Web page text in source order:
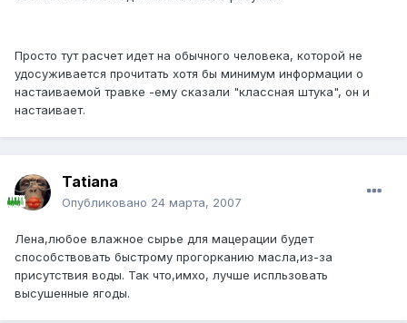
Просто тут расчет идет на обычного человека, которой не
удосуживается прочитать хотя бы минимум информации о
настаиваемой травке -ему сказали "классная штука", он и
настаивает.
Tatiana
Опубликовано 24 марта, 2007
Лена,любое влажное сырье для мацерации будет
способствовать быстрому прогорканию масла,из-за
присутствия воды. Так что,имхо, лучше испльзовать
высушенные ягоды.